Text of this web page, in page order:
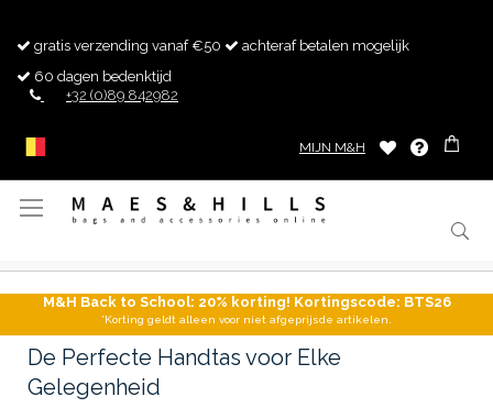
gratis verzending vanaf €50
achteraf betalen mogelijk
60 dagen bedenktijd
+32 (0)89 842982
MIJN M&H
Toggle
M&H Back to School: 20% korting! Kortingscode: BTS26
*Korting geldt alleen voor niet afgeprijsde artikelen.
De Perfecte Handtas voor Elke
Gelegenheid